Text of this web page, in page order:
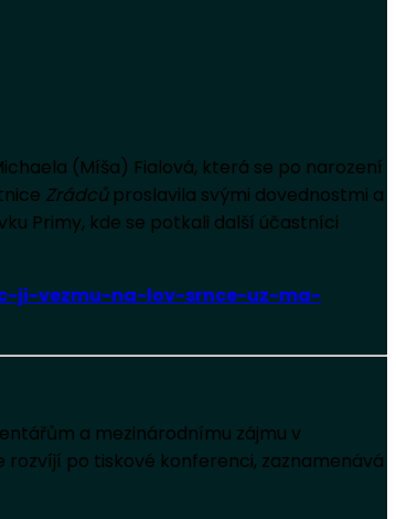
(Míša) Fialová, která se po narození
Zrádcůproslavila svými dovednostmi a
Primy, kde se potkali další účastníci
ji-vezmu-na-lov-srnce-uz-ma-
a mezinárodnímu zájmu v
po tiskové konferenci, zaznamenává